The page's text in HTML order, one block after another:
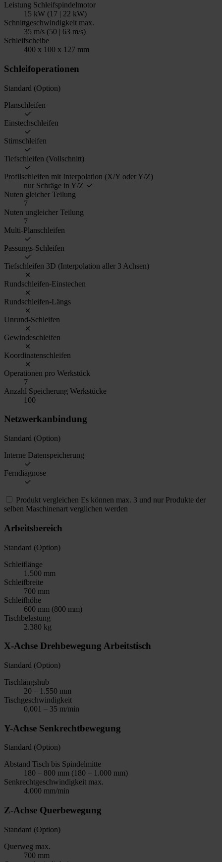
Leistung Schleifspindelmotor
15 kW (17 | 22 kW)
Schnittgeschwindigkeit max.
35 m/s (50 | 63 m/s)
Schleifscheibe
400 x 100 x 127 mm
Schleifoperationen
Standard (Option)
Planschleifen
Einstechschleifen
Stirnschleifen
Tiefschleifen (Vollschnitt)
Profilschleifen mit Interpolation (X/Y oder Y/Z)
nur Schräge in Y/Z
Nuten gleicher Teilung
7
Nuten ungleicher Teilung
7
Multi-Planschleifen
Passungs-Schleifen
Tiefschleifen 3D (Interpolation aller 3 Achsen)
Rundschleifen-Einstechen
Rundschleifen-Längs
Unrund-Schleifen
Gewindeschleifen
Koordinatenschleifen
Operationen pro Werkstück
7
Anzahl Speicherung Werkstücke
100
Netzwerkanbindung
Standard (Option)
Interne Datenspeicherung
Ferndiagnose
Produkt vergleichen Es können max. 3 und nur Produkte der
selben Maschinenart verglichen werden
Arbeitsbereich
Standard (Option)
Schleiflänge
1.500 mm
Schleifbreite
700 mm
Schleifhöhe
600 mm (800 mm)
Tischbelastung
2.380 kg
X-Achse Drehbewegung Arbeitstisch
Standard (Option)
Tischlängshub
20 – 1.550 mm
Tischgeschwindigkeit
0,001 – 35 m/min
Y-Achse Senkrechtbewegung
Standard (Option)
Abstand Tisch bis Spindelmitte
180 – 800 mm (180 – 1.000 mm)
Senkrechtgeschwindigkeit max.
4.000 mm/min
Z-Achse Querbewegung
Standard (Option)
Querweg max.
700 mm